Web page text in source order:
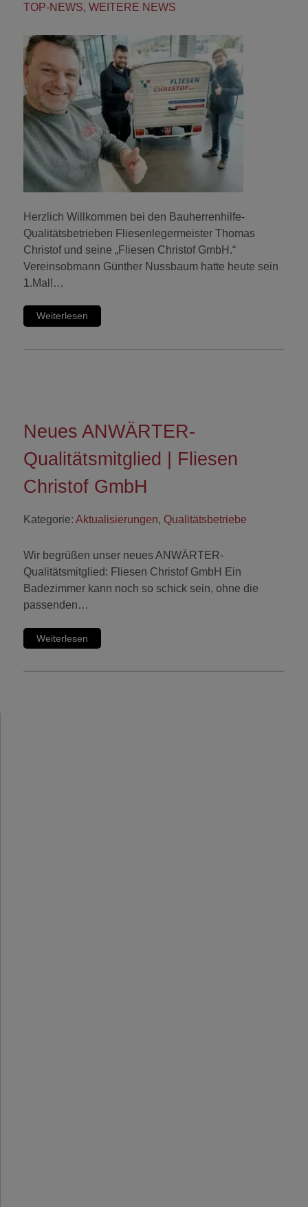
TOP-NEWS, WEITERE NEWS
Herzlich Willkommen bei den Bauherrenhilfe-
Qualitätsbetrieben Fliesenlegermeister Thomas
Christof und seine „Fliesen Christof GmbH.“
Vereinsobmann Günther Nussbaum hatte heute sein
1.Mal!…
Weiterlesen
Neues ANWÄRTER-
Qualitätsmitglied | Fliesen
Christof GmbH
Kategorie: Aktualisierungen, Qualitätsbetriebe
Wir begrüßen unser neues ANWÄRTER-
Qualitätsmitglied: Fliesen Christof GmbH Ein
Badezimmer kann noch so schick sein, ohne die
passenden…
Weiterlesen